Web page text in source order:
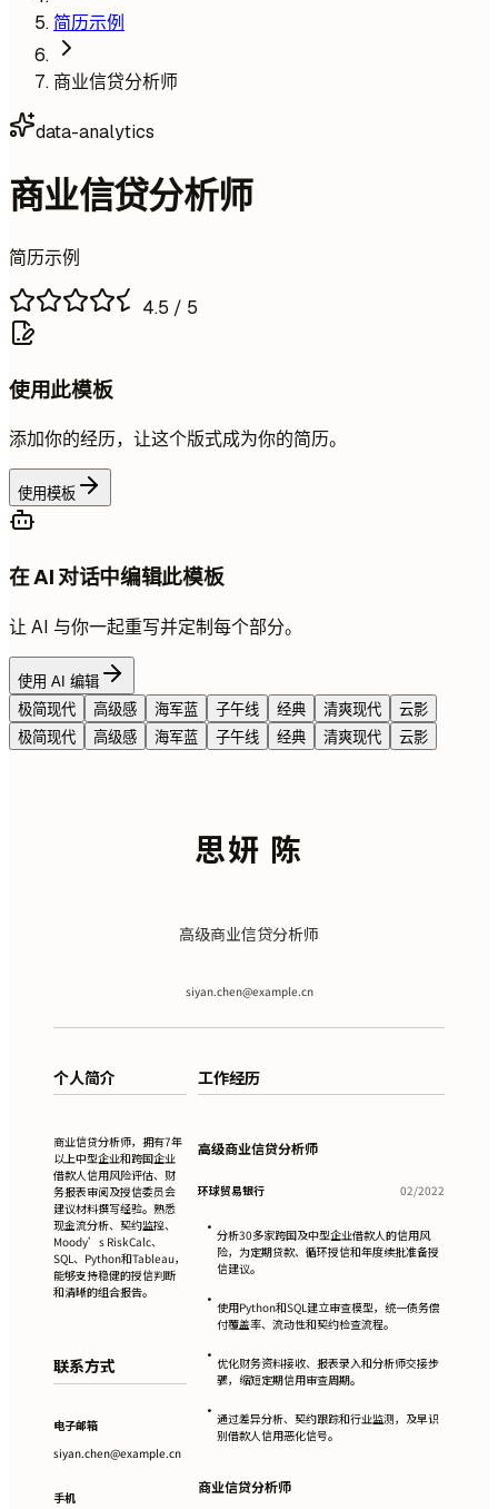
简历示例
商业信贷分析师
data-analytics
商业信贷分析师
简历示例
4.5 / 5
使用此模板
添加你的经历，让这个版式成为你的简历。
使用模板
在 AI 对话中编辑此模板
让 AI 与你一起重写并定制每个部分。
使用 AI 编辑
极简现代
高级感 海军蓝 子午线 经典 清爽现代
云影
极简现代
高级感 海军蓝 子午线 经典 清爽现代 云影
思妍 陈
高级商业信贷分析师
siyan.chen@example.cn
个人简介
商业信贷分析师，拥有7年
以上中型企业和跨国企业
借款人信用风险评估、财
务报表审阅及授信委员会
建议材料撰写经验。熟悉
现金流分析、契约监控、
Moody’s RiskCalc、
SQL、Python和Tableau，
能够支持稳健的授信判断
和清晰的组合报告。
联系方式
电子邮箱
siyan.chen@example.cn
手机
工作经历
高级商业信贷分析师
环球贸易银行 02/2022
• 分析30多家跨国及中型企业借款人的信用风
险，为定期贷款、循环授信和年度续批准备授
信建议。
• 使用Python和SQL建立审查模型，统一债务偿
付覆盖率、流动性和契约检查流程。
• 优化财务资料接收、报表录入和分析师交接步
骤，缩短定期信用审查周期。
• 通过差异分析、契约跟踪和行业监测，及早识
别借款人信用恶化信号。
商业信贷分析师